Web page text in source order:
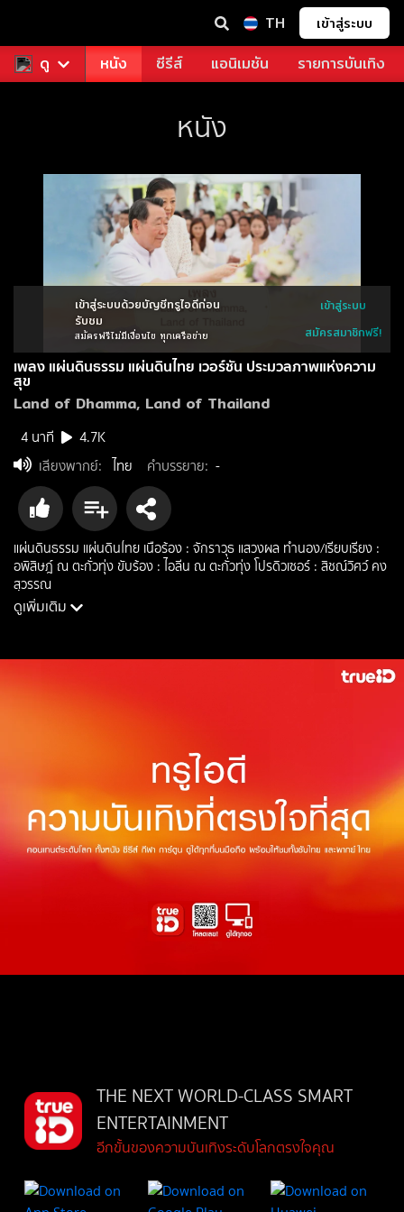
TH เข้าสู่ระบบ
ดูดูฟรี หนัง ซีรีส์ แอนิเมชัน รายการบันเทิง
หนัง
เข้าสู่ระบบด้วยบัญชีทรูไอดีก่อน
รับชม
สมัครฟรีไม่มีเงื่อนไข ทุกเครือข่าย
เข้าสู่ระบบ
สมัครสมาชิกฟรี!
เพลง แผ่นดินธรรม แผ่นดินไทย เวอร์ชัน ประมวลภาพแห่งความ
สุข
Land of Dhamma, Land of Thailand
4 นาที
4.7K
เสียงพากย์: ไทย คำบรรยาย: -
แผ่นดินธรรม แผ่นดินไทย เนื้อร้อง : จักราวุธ แสวงผล ทำนอง/เรียบเรียง :
อพิสิษฎ์ ณ ตะกั่วทุ่ง ขับร้อง : ไอลีน ณ ตะกั่วทุ่ง โปรดิวเซอร์ : สิชณ์วิศว์ คง
สุวรรณ
ประเภท: reality
ดูเพิ่มเติม
THE NEXT WORLD-CLASS SMART
ENTERTAINMENT
อีกขั้นของความบันเทิงระดับโลกตรงใจคุณ